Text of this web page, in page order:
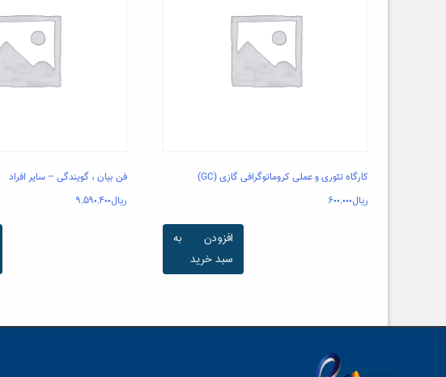
کارگاه تئوری و عملی کروماتوگرافی گازی (GC)
ریال۶۰۰,۰۰۰
افزودن به
سبد خرید
فن بیان ، گویندگی – سایر افراد
ریال۹,۵۹۰,۴۰۰